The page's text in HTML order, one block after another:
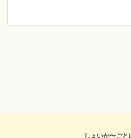
しょいか〜ごと